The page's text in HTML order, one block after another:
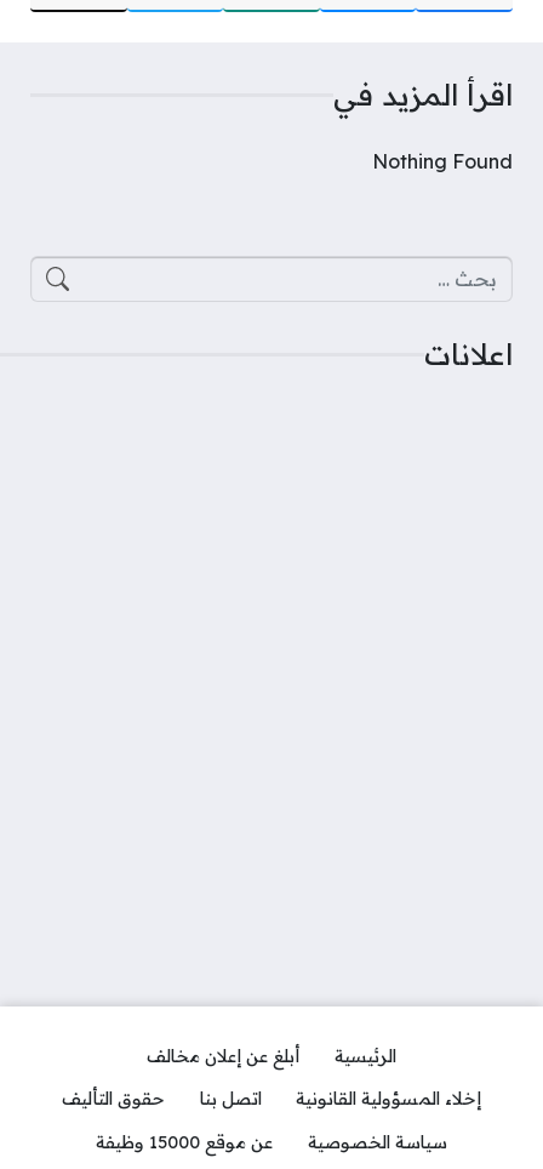
اقرأ المزيد في
Nothing Found
البحث عن:
اعلانات
الرئيسية
أبلغ عن إعلان مخالف
إخلاء المسؤولية القانونية
اتصل بنا
حقوق التأليف
سياسة الخصوصية
عن موقع 15000 وظيفة